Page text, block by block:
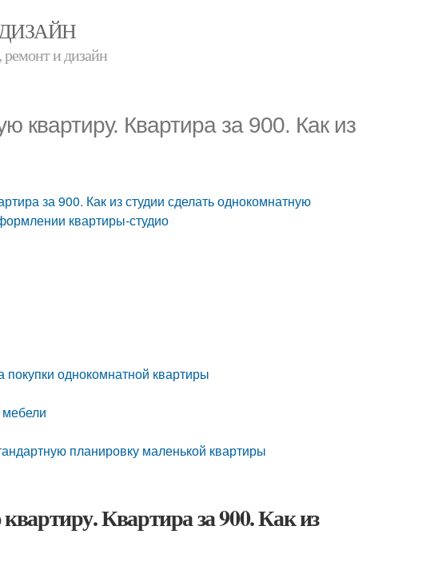
ремонт и дизайн
квартиру. Квартира за 900. Как из
за 900. Как из студии сделать однокомнатную
квартиры-студио
однокомнатной квартиры
планировку маленькой квартиры
Квартира за 900. Как из